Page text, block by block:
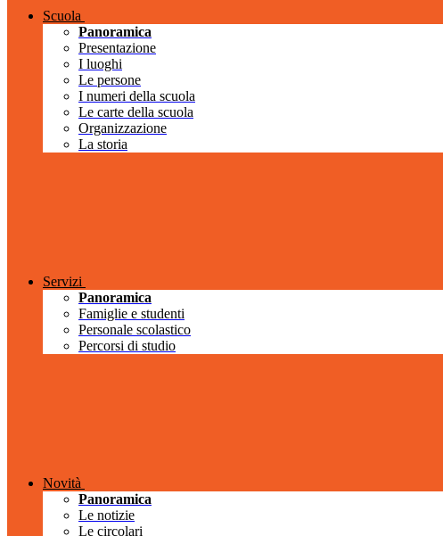
Scuola
Panoramica
Presentazione
I luoghi
Le persone
I numeri della scuola
Le carte della scuola
Organizzazione
La storia
Servizi
Panoramica
Famiglie e studenti
Personale scolastico
Percorsi di studio
Novità
Panoramica
Le notizie
Le circolari